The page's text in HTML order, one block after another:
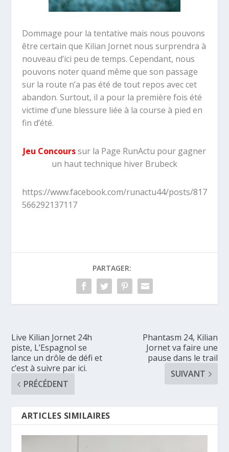
Dommage pour la tentative mais nous pouvons
être certain que Kilian Jornetnous surprendra à
nouveau d’ici peu de temps. Cependant, nous
pouvons noter quand même que son passage
sur la route n’a pas été de tout repos avec cet
abandon. Surtout, il a pour la première fois été
victime d’une blessure liée à la course à pied en
fin d’été.
Jeu Concourssur la Page RunActu pour gagner
un haut technique hiver Brubeck
https://www.facebook.com/runactu44/posts/817
566292137117
PARTAGER:
Live Kilian Jornet 24h
piste, L’Espagnol se
lance un drôle de défi et
c’est à suivre par ici.
PRÉCÉDENT
Phantasm 24, Kilian
Jornet va faire une
pause dans le trail
SUIVANT
ARTICLES SIMILAIRES